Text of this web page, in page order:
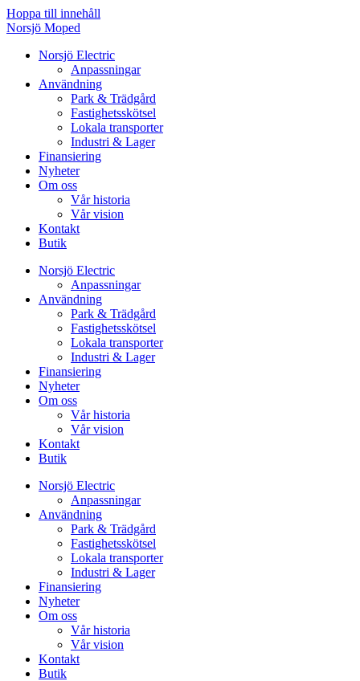
Hoppa till innehåll
Norsjö Moped
Norsjö Electric
Anpassningar
Användning
Park & Trädgård
Fastighetsskötsel
Lokala transporter
Industri & Lager
Finansiering
Nyheter
Om oss
Vår historia
Vår vision
Kontakt
Butik
Norsjö Electric
Anpassningar
Användning
Park & Trädgård
Fastighetsskötsel
Lokala transporter
Industri & Lager
Finansiering
Nyheter
Om oss
Vår historia
Vår vision
Kontakt
Butik
Norsjö Electric
Anpassningar
Användning
Park & Trädgård
Fastighetsskötsel
Lokala transporter
Industri & Lager
Finansiering
Nyheter
Om oss
Vår historia
Vår vision
Kontakt
Butik